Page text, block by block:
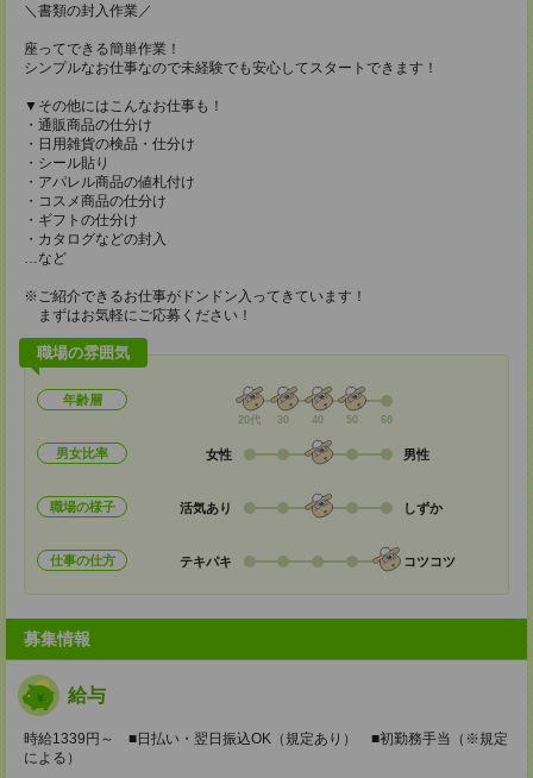
＼書類の封入作業／
座ってできる簡単作業！
シンプルなお仕事なので未経験でも安心してスタートできます！
▼その他にはこんなお仕事も！
・通販商品の仕分け
・日用雑貨の検品・仕分け
・シール貼り
・アパレル商品の値札付け
・コスメ商品の仕分け
・ギフトの仕分け
・カタログなどの封入
…など
※ご紹介できるお仕事がドンドン入ってきています！
まずはお気軽にご応募ください！
職場の雰囲気
年齢層
20代 30 40 50 60
男女比率 女性 男性
職場の様子 活気あり しずか
仕事の仕方 テキパキ コツコツ
募集情報
給与
時給1339円～ ■日払い・翌日振込OK（規定あり） ■初勤務手当（※規定
による）